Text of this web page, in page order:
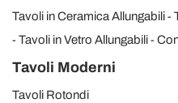
Tavoli in Ceramica Allungabili
Tavoli in Vetro Allungabili
Tavoli Moderni
Tavoli Rotondi